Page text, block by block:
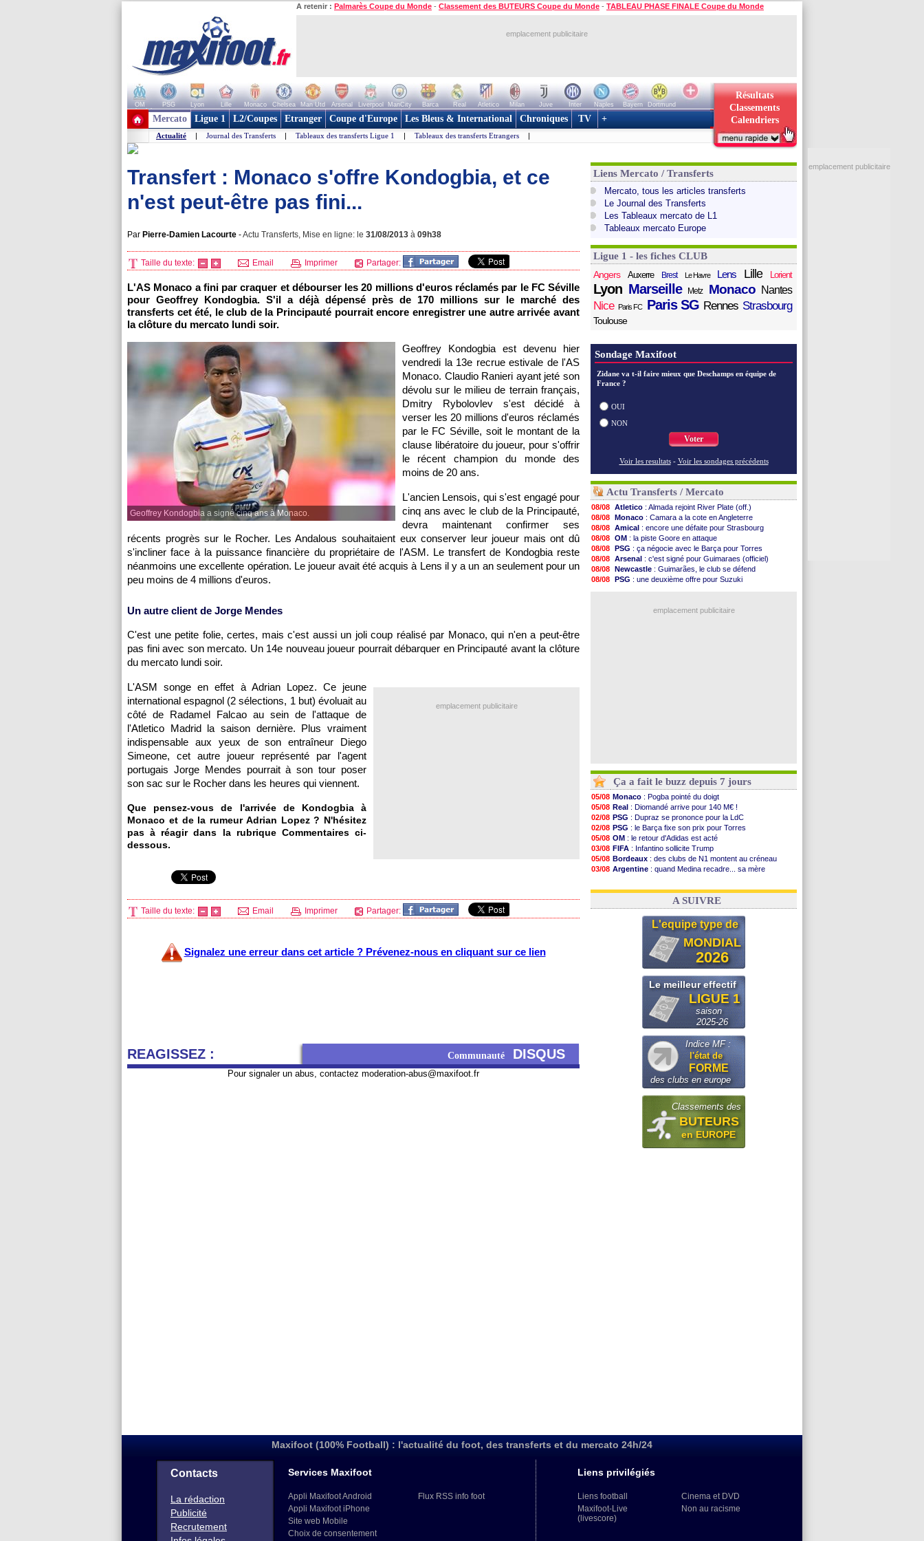
A retenir : Palmarès Coupe du Monde - Classement des BUTEURS Coupe du Monde - TABLEAU PHASE FINALE Coupe du Monde
emplacement publicitaire
OM PSG Lyon Lille Monaco Chelsea Man Utd Arsenal Liverpool ManCity Barca Real Atletico Milan Juve Inter Naples Bayern
Dortmund
+ de clubs
Résultats
Classements
Calendriers
Mercato Ligue 1 L2/Coupes Etranger Coupe d'Europe Les Bleus & International Chroniques TV +
Actualité | Journal des Transferts | Tableaux des transferts Ligue 1 | Tableaux des transferts Etrangers |
Transfert : Monaco s'offre Kondogbia, et ce
n'est peut-être pas fini...
Par Pierre-Damien Lacourte -Actu Transferts, Mise en ligne: le 31/08/2013 à 09h38
Taille du texte: Email Imprimer Partager:
L'AS Monaco a fini par craquer et débourser les 20 millions d'euros réclamés par le FC Séville
pour Geoffrey Kondogbia. S'il a déjà dépensé près de 170 millions sur le marché des
transferts cet été, le club de la Principauté pourrait encore enregistrer une autre arrivée avant
la clôture du mercato lundi soir.
Geoffrey Kondogbia a signé cinq ans à Monaco.
Geoffrey Kondogbia est devenu hier
vendredi la 13e recrue estivale de l'AS
Monaco. Claudio Ranieri ayant jeté son
dévolu sur le milieu de terrain français,
Dmitry Rybolovlev s'est décidé à
verser les 20 millions d'euros réclamés
par le FC Séville, soit le montant de la
clause libératoire du joueur, pour s'offrir
le récent champion du monde des
moins de 20 ans.
L'ancien Lensois, qui s'est engagé pour
cinq ans avec le club de la Principauté,
devra maintenant confirmer ses
récents progrès sur le Rocher. Les Andalous souhaitaient eux conserver leur joueur mais ont dû
s'incliner face à la puissance financière du propriétaire de l'ASM. Le transfert de Kondogbia reste
néanmoins une excellente opération. Le joueur avait été acquis à Lens il y a un an seulement pour un
peu moins de 4 millions d'euros.
Un autre client de Jorge Mendes
C'est une petite folie, certes, mais c'est aussi un joli coup réalisé par Monaco, qui n'en a peut-être
pas fini avec son mercato. Un 14e nouveau joueur pourrait débarquer en Principauté avant la clôture
du mercato lundi soir.
emplacement publicitaire
L'ASM songe en effet à Adrian Lopez. Ce jeune
international espagnol (2 sélections, 1 but) évoluait au
côté de Radamel Falcao au sein de l'attaque de
l'Atletico Madrid la saison dernière. Plus vraiment
indispensable aux yeux de son entraîneur Diego
Simeone, cet autre joueur représenté par l'agent
portugais Jorge Mendes pourrait à son tour poser
son sac sur le Rocher dans les heures qui viennent.
Que pensez-vous de l'arrivée de Kondogbia à
Monaco et de la rumeur Adrian Lopez ? N'hésitez
pas à réagir dans la rubrique Commentaires ci-
dessous.
Taille du texte: Email Imprimer Partager:
Signalez une erreur dans cet article ? Prévenez-nous en cliquant sur ce lien
REAGISSEZ : Communauté DISQUS
Pour signaler un abus, contactez moderation-abus@maxifoot.fr
Liens Mercato / Transferts
Mercato, tous les articles transferts
Le Journal des Transferts
Les Tableaux mercato de L1
Tableaux mercato Europe
Ligue 1 - les fiches CLUB
Angers
Auxerre Brest Le Havre Lens Lille Lorient
Lyon Marseille Metz Monaco Nantes
Nice Paris FC Paris SG Rennes Strasbourg
Toulouse
Sondage Maxifoot
Zidane va t-il faire mieux que Deschamps en équipe de
France ?
OUI
NON
Voter
Voir les resultats - Voir les sondages précédents
Actu Transferts / Mercato
08/08 Atletico : Almada rejoint River Plate (off.)
08/08 Monaco : Camara a la cote en Angleterre
08/08 Amical : encore une défaite pour Strasbourg
08/08 OM : la piste Goore en attaque
08/08 PSG : ça négocie avec le Barça pour Torres
08/08 Arsenal : c'est signé pour Guimaraes (officiel)
08/08 Newcastle : Guimarães, le club se défend
08/08 PSG : une deuxième offre pour Suzuki
: Côme pousse pour Gouiri
emplacement publicitaire
Ça a fait le buzz depuis 7 jours
05/08 Monaco : Pogba pointé du doigt
05/08 Real : Diomandé arrive pour 140 M€ !
02/08 PSG : Dupraz se prononce pour la LdC
02/08 PSG : le Barça fixe son prix pour Torres
05/08 OM : le retour d'Adidas est acté
03/08 FIFA : Infantino sollicite Trump
05/08 Bordeaux : des clubs de N1 montent au créneau
03/08 Argentine : quand Medina recadre... sa mère
03/08 OM: Paixão attire un 2e club anglais
A SUIVRE
L'equipe type de
MONDIAL
2026
Le meilleur effectif
LIGUE 1
saison
2025-26
Indice MF :
l'état de
FORME
des clubs en europe
Classements des
BUTEURS
en EUROPE
emplacement publicitaire
Maxifoot (100% Football) : l'actualité du foot, des transferts et du mercato 24h/24
Contacts
La rédaction
Publicité
Recrutement
Services Maxifoot
Appli Maxifoot Android
Appli Maxifoot iPhone
Site web Mobile
Choix de consentement
Flux RSS info foot
Liens privilégiés
Liens football
Maxifoot-Live
(livescore)
Cinema et DVD
Non au racisme